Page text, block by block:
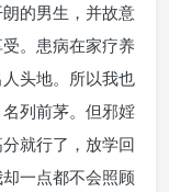
的男生，并故意
。患病在家疗养
头地。所以我也
列前茅。但邪婬
就行了，放学回
一点都不会照顾